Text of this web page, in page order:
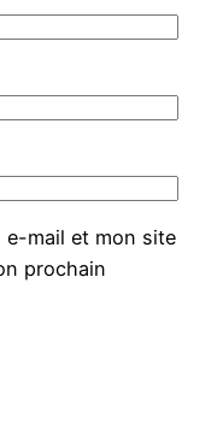
e-mail et mon site
prochain